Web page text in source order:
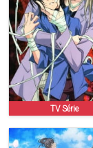
TV Série